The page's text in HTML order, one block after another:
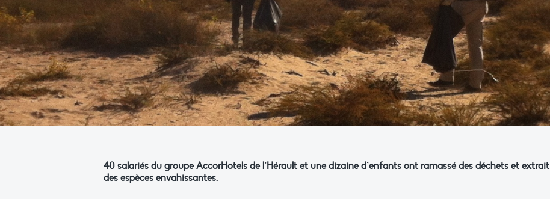
40 salariés du groupe AccorHotels de l’Hérault et une dizaine d’enfants ont ramassé des déchets et extrait
des espèces envahissantes.